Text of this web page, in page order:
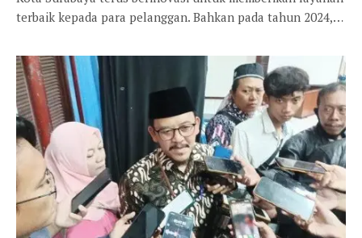
terbaik kepada para pelanggan. Bahkan pada tahun 2024,…